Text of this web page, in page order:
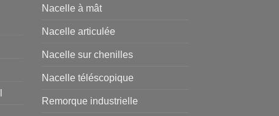
Nacelle à mât
Nacelle articulée
Nacelle sur chenilles
Nacelle téléscopique
Remorque industrielle